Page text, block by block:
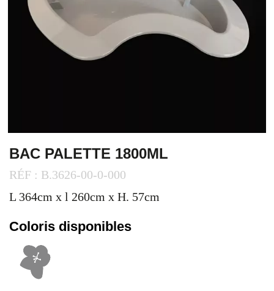
BAC PALETTE 1800ML
RÉF : B.3626-00-0-000
L 364cm x l 260cm x H. 57cm
Coloris disponibles